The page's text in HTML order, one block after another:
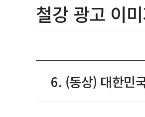
철강 광고 이
6. (동상) 대한민